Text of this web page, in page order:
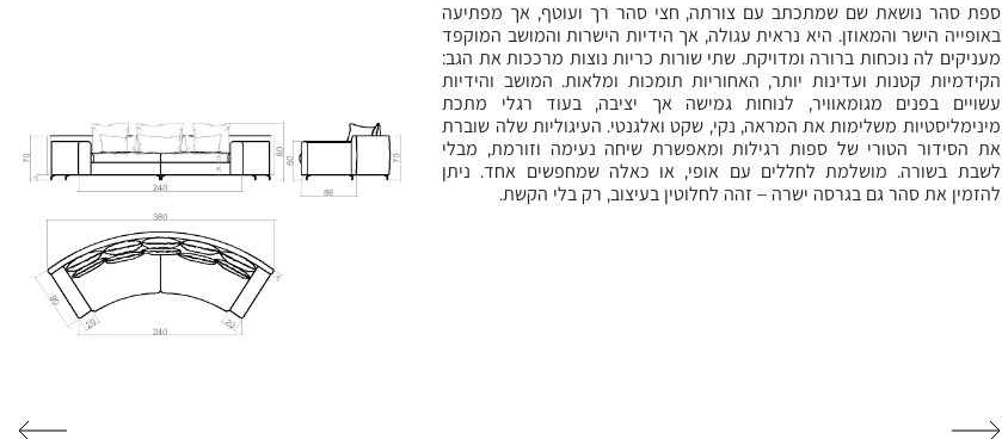
ספת סהר נושאת שם שמתכתב עם צורתה, חצי סהר רך ועוטף, אך מפתיעה
באופייה הישר והמאוזן. היא נראית עגולה, אך הידיות הישרות והמושב המוקפד
מעניקים לה נוכחות ברורה ומדויקת. שתי שורות כריות נוצות מרככות את הגב:
הקידמיות קטנות ועדינות יותר, האחוריות תומכות ומלאות. המושב והידיות
עשויים בפנים מגומאוויר, לנוחות גמישה אך יציבה, בעוד רגלי מתכת
מינימליסטיות משלימות את המראה, נקי, שקט ואלגנטי. העיגוליות שלה שוברת
את הסידור הטורי של ספות רגילות ומאפשרת שיחה נעימה וזורמת, מבלי
לשבת בשורה. מושלמת לחללים עם אופי, או כאלה שמחפשים אחד. ניתן
להזמין את סהר גם בגרסה ישרה – זהה לחלוטין בעיצוב, רק בלי הקשת.